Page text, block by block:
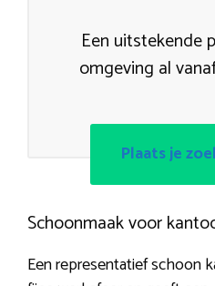
Een uitstekende
omgeving al
Plaats je
Schoonmaak voor
Een representatief schoon